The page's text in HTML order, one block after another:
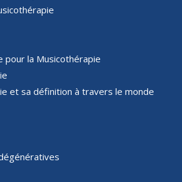
pour la Musicothérapie
et sa définition à travers le monde